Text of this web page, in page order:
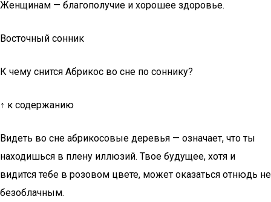
Женщинам — благополучие и хорошее здоровье.
Восточный сонник
К чему снится Абрикос во сне по соннику?
↑ к содержанию
Видеть во сне абрикосовые деревья — означает, что ты
находишься в плену иллюзий. Твое будущее, хотя и
видится тебе в розовом цвете, может оказаться отнюдь не
безоблачным.